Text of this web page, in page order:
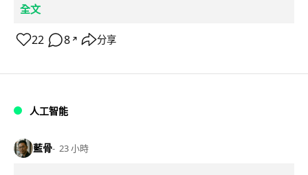
全文
22 8 ↗ 分享
人工智能
藍骨 23 小時